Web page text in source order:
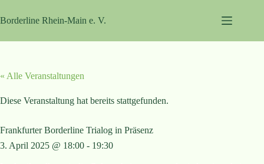
Inhalt
springen
Borderline Rhein-Main e. V.
« Alle Veranstaltungen
Diese Veranstaltung hat bereits stattgefunden.
Frankfurter Borderline Trialog in Präsenz
3. April 2025 @ 18:00 - 19:30